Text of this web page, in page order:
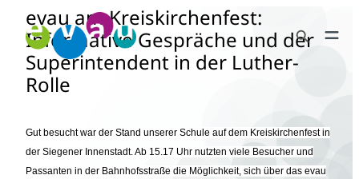
Zum
Inhalt
springen
Search
evau am Kreiskirchenfest:
Informative Gespräche und der
Superintendent in der Luther-
Rolle
Gut besucht war der Stand unserer Schule auf dem Kreiskirchenfest in
der Siegener Innenstadt. Ab 15.17 Uhr nutzten viele Besucher und
Passanten in der Bahnhofsstraße die Möglichkeit, sich über das evau